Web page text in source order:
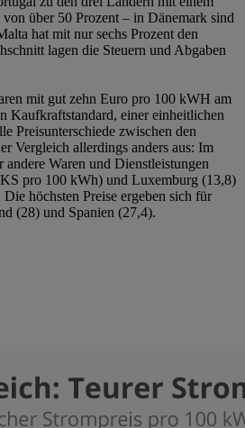
über 50 Prozent – in Dänemark sind
hat mit nur sechs Prozent den
lagen die Steuern und Abgaben
mit gut zehn Euro pro 100 kWH am
Kaufkraftstandard, einer einheitlichen
Preisunterschiede zwischen den
Vergleich allerdings anders aus: Im
Waren und Dienstleistungen
pro 100 kWh) und Luxemburg (13,8)
höchsten Preise ergeben sich für
(28) und Spanien (27,4).